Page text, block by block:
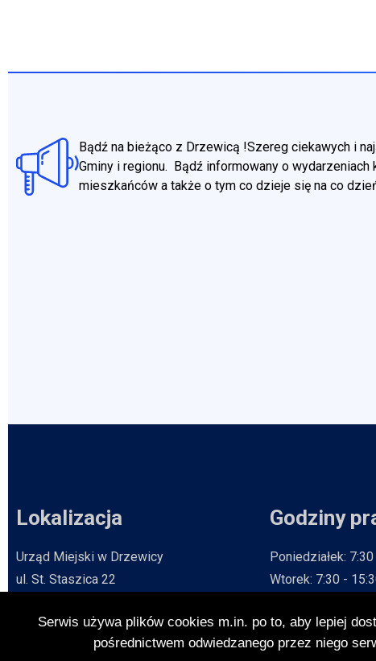
Bądź na bieżąco z Drzewicą !Szereg ciekawych i
Gminy i regionu. Bądź informowany o wydarzeniach
mieszkańców a także o tym co dzieje się na co
Lokalizacja
Urząd Miejski w Drzewicy
ul. St. Staszica 22
Zobacz na mapieWill open in new tab
Godziny
Poniedziałek:
Wtorek: 7:30 -
Czwartek: 7:30 -
Piątek: 7:30 -
Serwis używa plików cookies m.in. po to, aby lepiej
pośrednictwem odwiedzanego przez niego